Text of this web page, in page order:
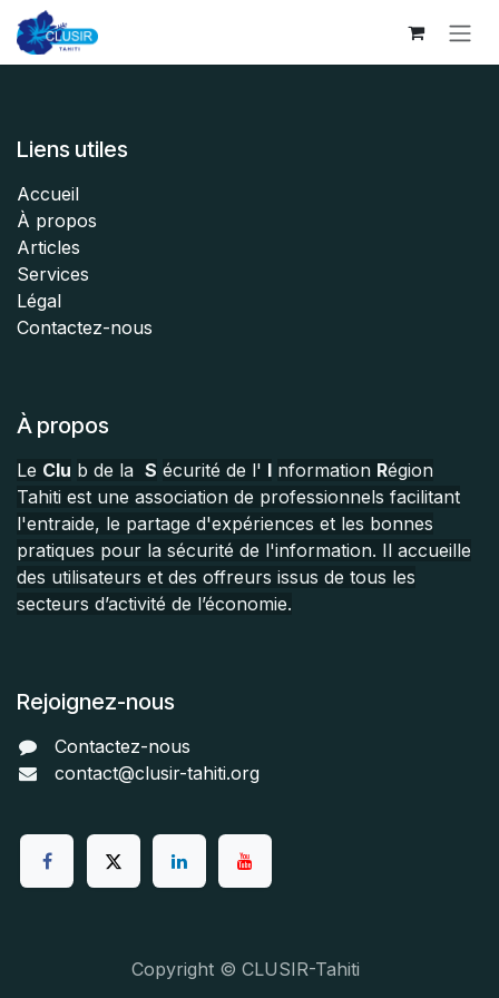
Se rendre au contenu
Liens utiles
Accueil
À propos
Articles
Services
Légal
Contactez-nous
À propos
Le Clu b de la S écurité de l' I nformation Région
Tahiti est une association de professionnels facilitant
l'entraide, le partage d'expériences et les bonnes
pratiques pour la sécurité de l'information. Il accueille
des utilisateurs et des offreurs issus de tous les
secteurs d’activité de l’économie.
Rejoignez-nous
Contactez-nous
contact@clusir-tahiti.org
Copyright © CLUSIR-Tahiti